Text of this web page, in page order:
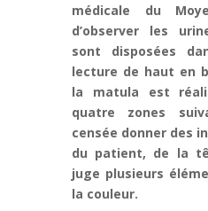
médicale du
d’observer les
sont disposées
lecture de haut en
la matula est
quatre zones
censée donner des
du patient, de la
juge plusieurs
la couleur.